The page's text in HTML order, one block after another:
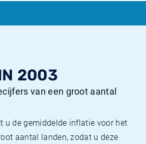
2003
van een groot aantal
u de gemiddelde inflatie voor het
aantal landen, zodat u deze